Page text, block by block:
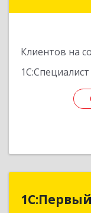
Клиентов на
1С:Специалист